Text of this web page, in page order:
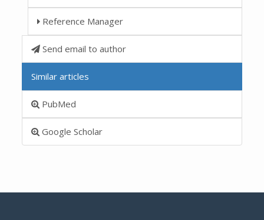
Reference Manager
Send email to author
Similar articles
PubMed
Google Scholar